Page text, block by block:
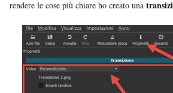
rendere le cose più chiare ho creato una